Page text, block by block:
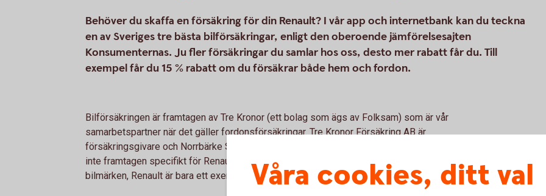
Behöver du skaffa en försäkring för din Renault? I vår app och internetbank kan du teckna
en av Sveriges tre bästa bilförsäkringar, enligt den oberoende jämförelsesajten
Konsumenternas. Ju fler försäkringar du samlar hos oss, desto mer rabatt får du. Till
exempel får du 15 % rabatt om du försäkrar både hem och fordon.
Bilförsäkringen är framtagen av Tre Kronor (ett bolag som ägs av Folksam) som är vår
samarbetspartner när det gäller fordonsförsäkringar. Tre Kronor Försäkring AB är
försäkringsgivare och Norrbärke Sparbank är försäkringsförmedlare. Bilförsäkringen är
inte framtagen specifikt för Renault; bilförsäkringen vi erbjuder kan tecknas för alla
bilmärken, Renault är bara ett exempel.
Våra cookies, ditt val